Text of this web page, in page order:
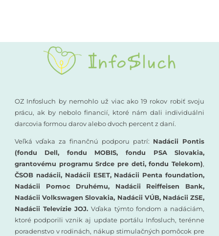
OZ Infosluch by nemohlo už viac ako 19 rokov robiť svoju
prácu, ak by nebolo financií, ktoré nám dali individuálni
darcovia formou darov alebo dvoch percent z daní.
Veľká vďaka za finančnú podporu patrí: Nadácii Pontis
(fondu Dell, fondu MOBIS, fondu PSA Slovakia,
grantovému programu Srdce pre deti, fondu Telekom),
ČSOB nadácii, Nadácii ESET, Nadácii Penta foundation,
Nadácii Pomoc Druhému, Nadácii Reiffeisen Bank,
Nadácii Volkswagen Slovakia, Nadácii VÚB, Nadácii ZSE,
Nadácii Televízie JOJ.Vďaka týmto fondom a nadáciám,
ktoré podporili vznik aj update portálu Infosluch, terénne
poradenstvo v rodinách, nákup stimulačných pomôcok pre